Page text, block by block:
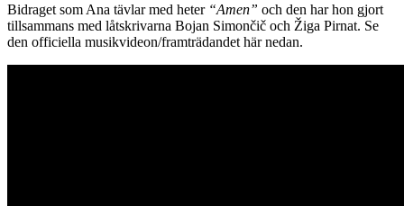
Bidraget som Ana tävlar med heter “Amen” och den har hon gjort
tillsammans med låtskrivarna Bojan Simončič och Žiga Pirnat. Se
den officiella musikvideon/framträdandet här nedan.